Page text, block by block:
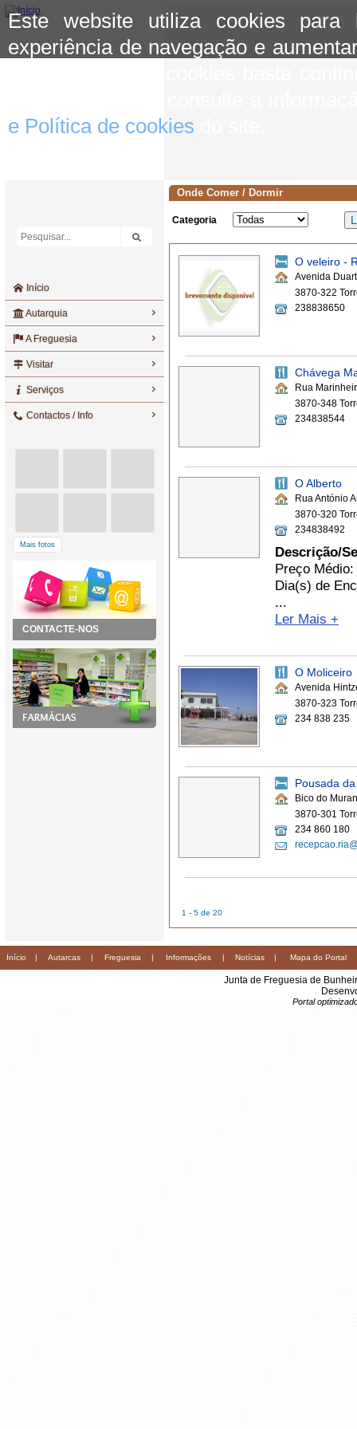
Este website utiliza cookies para
experiência de navegação e
e Política de cookies
Início
Autarquia
A Freguesia
Visitar
Serviços
Contactos / Info
Mais fotos
CONTACTE-NOS
Onde Comer / Dormir
Categoria
O veleiro -
Avenida
3870-322
238838650
Chávega
Rua
3870-348
234838544
O Alberto
Rua António
3870-320
234838492
Descrição/
Preço Médio:
Dia(s) de
...
Ler Mais +
O Moliceiro
Avenida
3870-323
234 838 235
Pousada
Bico do
3870-301
234 860 180
1 - 5 de 20
Início | Autarcas | Freguesia | Informações | Notícias | Mapa do Portal
Junta de Freguesia de
Portal